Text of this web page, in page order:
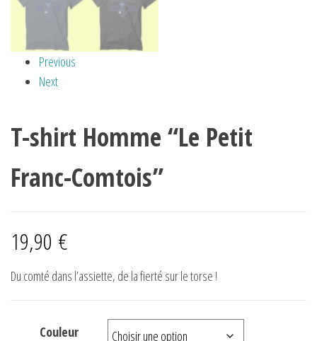
Previous
Next
T-shirt Homme “Le Petit
Franc-Comtois”
19,90 €
Du comté dans l’assiette, de la fierté sur le torse !
Couleur